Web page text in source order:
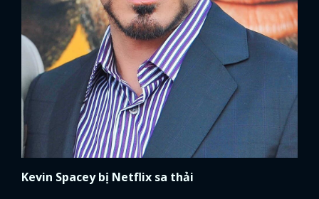
Kevin Spacey bị Netflix sa thải